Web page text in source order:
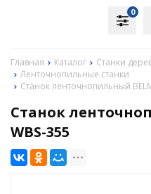
0
Главная Каталог
Станки
Ленточнопильные станки
Станок ленточнопильный
Станок
WBS-355